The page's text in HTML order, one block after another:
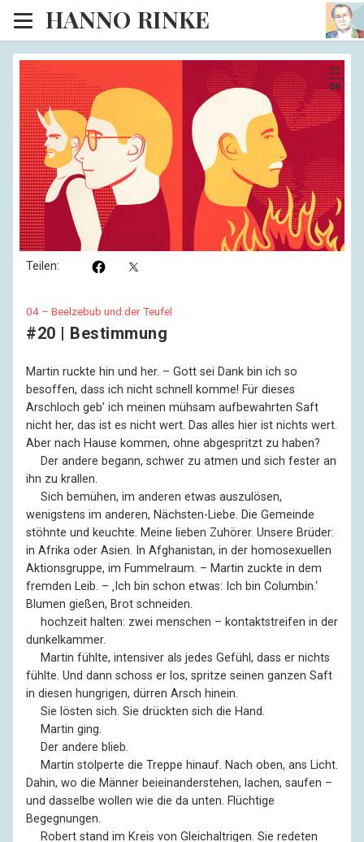
HANNO RINKE
Heim
Sonntagspredigten
Blog
Lesesaal
Hörsaal
Kinosaal
Teilen:
22
09
04 – Beelzebub und der Teufel
#20 | Bestimmung
Martin ruckte hin und her. – Gott sei Dank bin ich so
besoffen, dass ich nicht schnell komme! Für dieses
Arschloch geb’ ich meinen mühsam aufbewahrten Saft
nicht her, das ist es nicht wert. Das alles hier ist nichts wert.
Aber nach Hause kommen, ohne abgespritzt zu haben?
Der andere begann, schwer zu atmen und sich fester an
ihn zu krallen.
Sich bemühen, im anderen etwas auszulösen,
wenigstens im anderen, Nächsten-Liebe. Die Gemeinde
stöhnte und keuchte. Meine lieben Zuhörer. Unsere Brüder:
in Afrika oder Asien. In Afghanistan, in der homosexuellen
Aktionsgruppe, im Fummelraum. – Martin zuckte in dem
fremden Leib. – ‚Ich bin schon etwas: Ich bin Columbin.‘
Blumen gießen, Brot schneiden.
hochzeit halten: zwei menschen – kontaktstreifen in der
dunkelkammer.
Martin fühlte, intensiver als jedes Gefühl, dass er nichts
fühlte. Und dann schoss er los, spritze seinen ganzen Saft
in diesen hungrigen, dürren Arsch hinein.
Sie lösten sich. Sie drückten sich die Hand.
Martin ging.
Der andere blieb.
Martin stolperte die Treppe hinauf. Nach oben, ans Licht.
Dahin, wo die Männer beieinanderstehen, lachen, saufen –
und dasselbe wollen wie die da unten. Flüchtige
Begegnungen.
Robert stand im Kreis von Gleichaltrigen. Sie redeten